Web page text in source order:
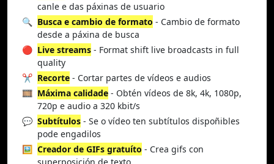
canle e das páxinas de usuario
🔍 Busca e cambio de formato - Cambio de formato
desde a páxina de busca
🔴 Live streams - Format shift live broadcasts in full
quality
✂️ Recorte - Cortar partes de vídeos e audios
🎞️ Máxima calidade - Obtén vídeos de 8k, 4k, 1080p,
720p e audio a 320 kbit/s
💬 Subtítulos - Se o vídeo ten subtítulos dispoñibles
pode engadilos
🖼️ Creador de GIFs gratuíto - Crea gifs con